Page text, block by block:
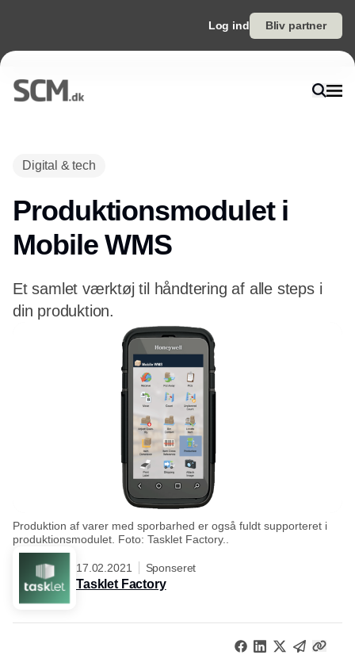
Log ind Bliv partner
Digital & tech
Produktionsmodulet i
Mobile WMS
Et samlet værktøj til håndtering af alle steps i
din produktion.
Produktion af varer med sporbarhed er også fuldt supporteret i
produktionsmodulet. Foto: Tasklet Factory..
17.02.2021 Sponseret
Tasklet Factory